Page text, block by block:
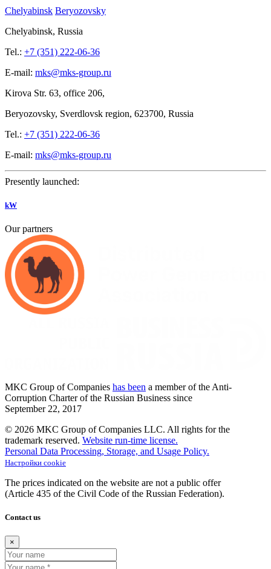
Chelyabinsk Beryozovsky
Chelyabinsk, Russia
Tel.: +7 (351) 222-06-36
E-mail: mks@mks-group.ru
Kirova Str. 63, office 206,
Beryozovsky, Sverdlovsk region, 623700, Russia
Tel.: +7 (351) 222-06-36
E-mail: mks@mks-group.ru
Presently launched:
kW
Our partners
MKC Group of Companies has been a member of the Anti-
Corruption Charter of the Russian Business since
September 22, 2017
© 2026 MKC Group of Companies LLC. All rights for the
trademark reserved. Website run-time license.
Personal Data Processing, Storage, and Usage Policy.
Настройки cookie
The prices indicated on the website are not a public offer
(Article 435 of the Civil Code of the Russian Federation).
Contact us
×